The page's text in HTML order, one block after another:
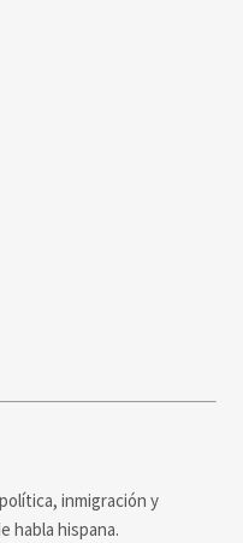
inmigración y
habla hispana.